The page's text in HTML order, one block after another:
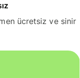
ücretsiz ve sinir